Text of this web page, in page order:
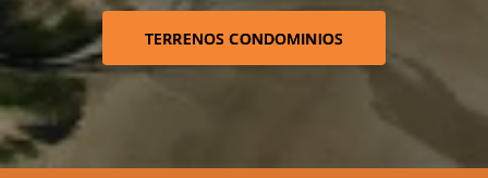
TERRENOS CONDOMINIOS